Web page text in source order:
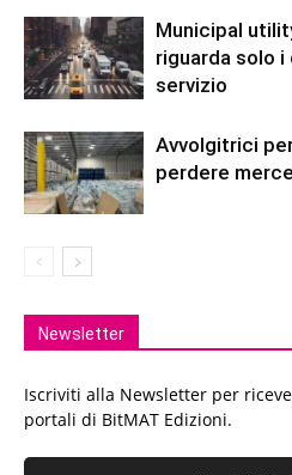
Municipal
riguarda solo
servizio
Avvolgitrici
perdere
Newsletter
Iscriviti alla Newsletter per
portali di BitMAT Edizioni.